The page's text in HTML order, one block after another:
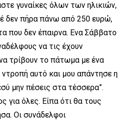
γυναίκες όλων των ηλικιών,
δεν πήρα πάνω από 250 ευρώ,
που δεν έπαιρνα. Ενα Σάββατο
να τις έχουν
τρίβουν το πάτωμα με ένα
ντροπή αυτό και μου απάντησε η
μην πέσεις στα τέσσερα”.
για όλες. Είπα ότι θα τους
Οι συνάδελφοι